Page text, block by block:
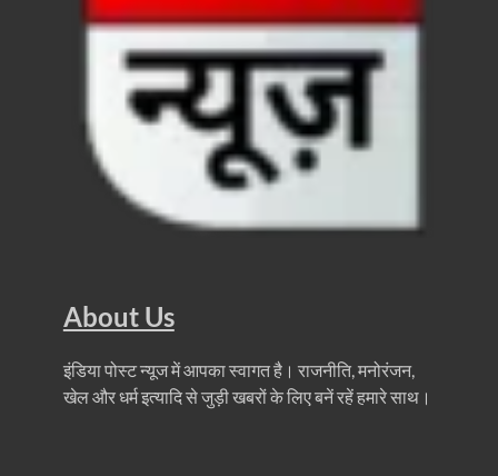
Anil Vij Statement: कांग्रेस का अविश्वास प्रस्ताव सदन
Chronic Kidney Disease: क्रोनिक किडनी डिजीज
Bihar NDA MP: बिहार एनडीए सांसदों ने बीजेपी राष्ट्रीय
VB G Ram G Bill: बिल फाड़ना लोकतंत्र की हत्या –
Former DGP Prashant Kumar: उत्तर प्रदेश शिक्षा
Indian Railway New Policy: ट्रेन में भी एयरपोर्ट जैसा
UP BJP State President: पंकज चौधरी बने उत्तर प्रदेश
BJP Working President Nitin Nabin: कौन है नितिन
About Us
इंडिया पोस्ट न्यूज में आपका स्वागत है। राजनीति, मनोरंजन,
खेल और धर्म इत्यादि से जुड़ी खबरों के लिए बनें रहें हमारे साथ।